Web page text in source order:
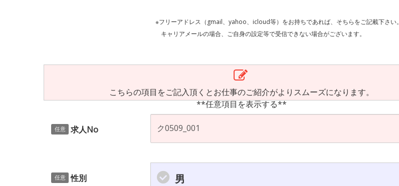
※フリーアドレス（gmail、yahoo、icloud等）をお持ちであれば、そちらをご記載下さい。
キャリアメールの場合、ご自身の設定等で受信できない場合がございます。
こちらの項目をご記入頂くとお仕事のご紹介がよりスムーズになります。
**任意項目を表示する**
任意 求人No
任意 性別 男